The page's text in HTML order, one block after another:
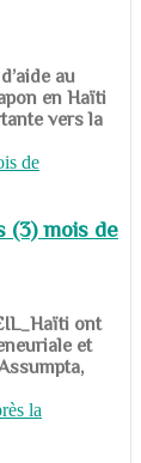
au
en Haïti
vers la
(3) mois de
ont
et